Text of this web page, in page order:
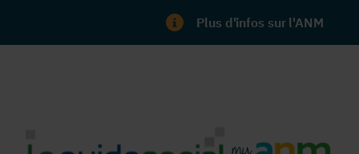
Plus d'infos sur l'ANM